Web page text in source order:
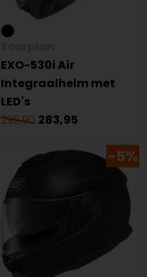
EXO-530i Air
Integraalhelm met
LED's
299,90 283,95
-5%